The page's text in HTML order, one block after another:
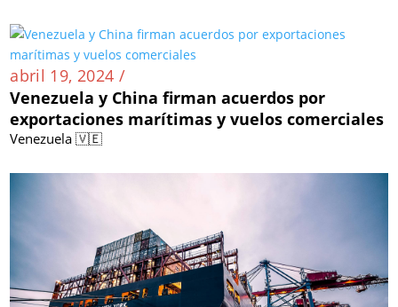
abril 19, 2024 /
Venezuela y China firman acuerdos por
exportaciones marítimas y vuelos comerciales
Venezuela 🇻🇪